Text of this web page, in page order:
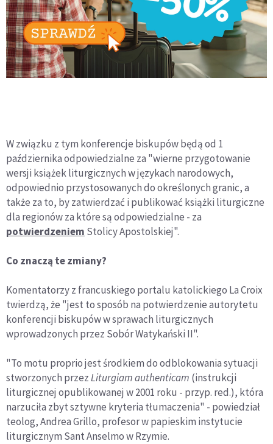
W związku z tym konferencje biskupów będą od 1
października odpowiedzialne za "wierne przygotowanie
wersji książek liturgicznych w językach narodowych,
odpowiednio przystosowanych do określonych granic, a
także za to, by zatwierdzać i publikować książki liturgiczne
dla regionów za które są odpowiedzialne - za
potwierdzeniem Stolicy Apostolskiej".
Co znaczą te zmiany?
Komentatorzy z francuskiego portalu katolickiego La Croix
twierdzą, że "jest to sposób na potwierdzenie autorytetu
konferencji biskupów w sprawach liturgicznych
wprowadzonych przez Sobór Watykański II".
"To motu proprio jest środkiem do odblokowania sytuacji
stworzonych przezLiturgiam authenticam (instrukcji
liturgicznej opublikowanej w 2001 roku - przyp. red.), która
narzuciła zbyt sztywne kryteria tłumaczenia" - powiedział
teolog, Andrea Grillo, profesor w papieskim instytucie
liturgicznym Sant Anselmo w Rzymie.